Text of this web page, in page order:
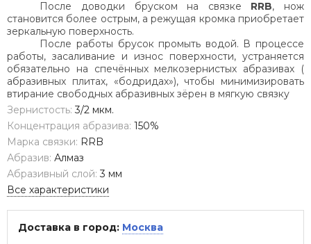
После доводки бруском на связке RRB, нож
становится более острым, а режущая кромка приобретает
зеркальную поверхность.
После работы брусок промыть водой. В процессе
работы, засаливание и износ поверхности, устраняется
обязательно на спечённых мелкозернистых абразивах (
абразивных плитах, «бодридах»), чтобы минимизировать
втирание свободных абразивных зёрен в мягкую связку
Зернистость: 3/2 мкм.
Концентрация абразива: 150%
Марка связки: RRB
Абразив: Алмаз
Абразивный слой: 3 мм
Все характеристики
Доставка в город: Москва